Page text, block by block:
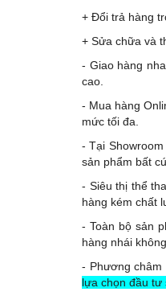
+ Đổi trả hàng
+ Sửa chữa và
- Giao hàng
cao.
- Mua hàng
mức tối đa.
- Tại
sản phẩm bất
- Siêu thị thể
hàng kém chất
- Toàn bộ sản
hàng nhái
- Phương châm
lựa chọn đầu tư